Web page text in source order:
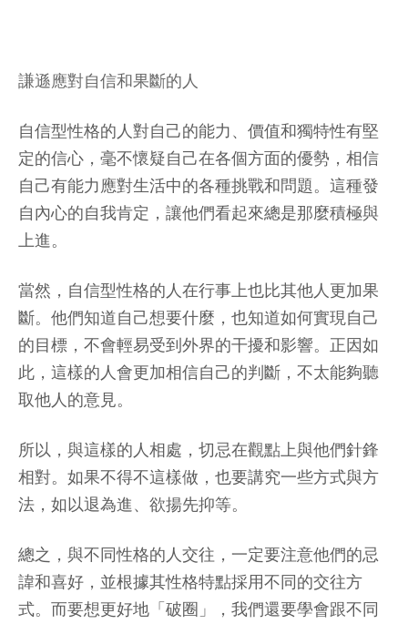
謙遜應對自信和果斷的人
自信型性格的人對自己的能力、價值和獨特性有堅
定的信心，毫不懷疑自己在各個方面的優勢，相信
自己有能力應對生活中的各種挑戰和問題。這種發
自內心的自我肯定，讓他們看起來總是那麼積極與
上進。
當然，自信型性格的人在行事上也比其他人更加果
斷。他們知道自己想要什麼，也知道如何實現自己
的目標，不會輕易受到外界的干擾和影響。正因如
此，這樣的人會更加相信自己的判斷，不太能夠聽
取他人的意見。
所以，與這樣的人相處，切忌在觀點上與他們針鋒
相對。如果不得不這樣做，也要講究一些方式與方
法，如以退為進、欲揚先抑等。
總之，與不同性格的人交往，一定要注意他們的忌
諱和喜好，並根據其性格特點採用不同的交往方
式。而要想更好地「破圈」，我們還要學會跟不同